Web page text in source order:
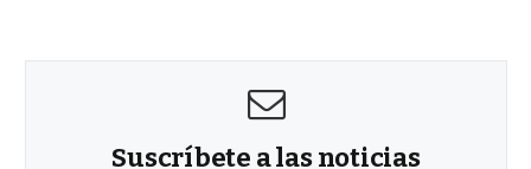
Suscríbete a las noticias